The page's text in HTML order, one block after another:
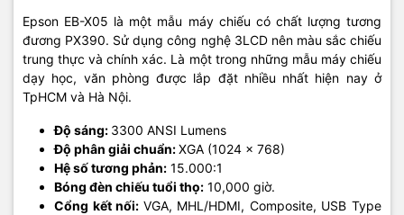
Epson EB-X05 là một mẫu máy chiếu có chất lượng tương
đương PX390. Sử dụng công nghệ 3LCD nên màu sắc chiếu
trung thực và chính xác. Là một trong những mẫu máy chiếu
dạy học, văn phòng được lắp đặt nhiều nhất hiện nay ở
TpHCM và Hà Nội.
Độ sáng: 3300 ANSI Lumens
Độ phân giải chuẩn:XGA (1024 × 768)
Hệ số tương phản: 15.000:1
Bóng đèn chiếu tuổi thọ: 10,000 giờ.
Cổng kết nối: VGA, MHL/HDMI, Composite, USB Type